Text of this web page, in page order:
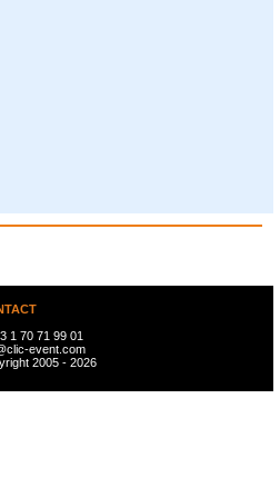
1 70 71 99 01
event.com
2005 - 2026